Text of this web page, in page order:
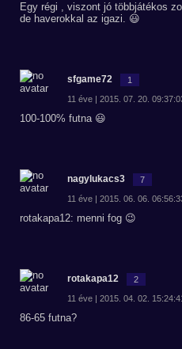
Egy régi , viszont jó többjátékos
de haverokkal az igazi. 😃
sfgame72 1
11 éve | 2015. 07. 20.
100-100% futna 😃
nagylukacs3 7
11 éve | 2015. 06. 06.
rotakapa12: menni fog 😉
rotakapa12 2
11 éve | 2015. 04. 02.
86-65 futna?